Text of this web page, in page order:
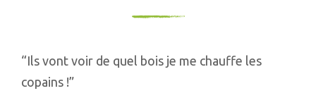
“Ils vont voir de quel bois je me chauffe les
copains !”